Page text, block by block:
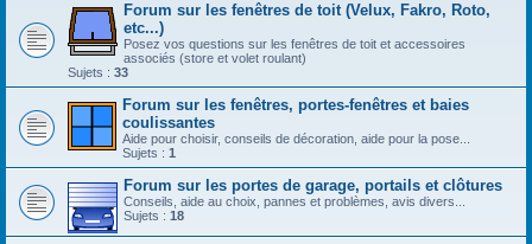
Forum sur les fenêtres de toit (Velux, Fakro, Roto,
etc...)
Posez vos questions sur les fenêtres de toit et accessoires
associés (store et volet roulant)
Sujets : 33
Forum sur les fenêtres, portes-fenêtres et baies
coulissantes
Aide pour choisir, conseils de décoration, aide pour la pose...
Sujets : 1
Forum sur les portes de garage, portails et clôtures
Conseils, aide au choix, pannes et problèmes, avis divers...
Sujets : 18